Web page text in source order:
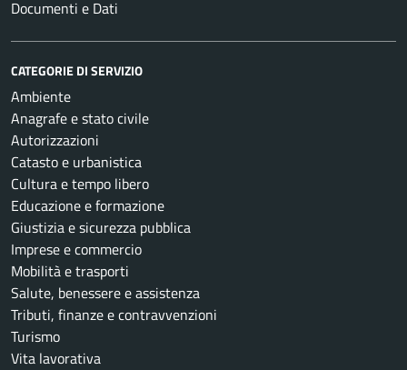
Documenti e Dati
CATEGORIE DI SERVIZIO
Ambiente
Anagrafe e stato civile
Autorizzazioni
Catasto e urbanistica
Cultura e tempo libero
Educazione e formazione
Giustizia e sicurezza pubblica
Imprese e commercio
Mobilità e trasporti
Salute, benessere e assistenza
Tributi, finanze e contravvenzioni
Turismo
Vita lavorativa